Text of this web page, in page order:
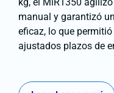
manual y garantizó
eficaz, lo que
ajustados plazos de